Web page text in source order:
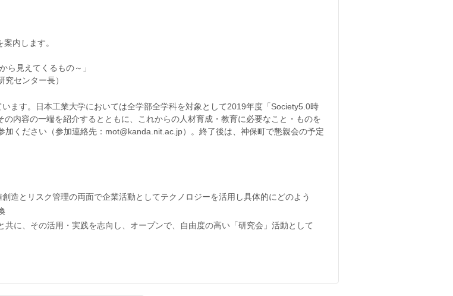
内します。
ら見えてくるもの～」
センター長）
ます。日本工業大学においては全学部全学科を対象として2019年度「Society5.0時
内容の一端を紹介するとともに、これからの人材育成・教育に必要なこと・ものを
ください（参加連絡先：mot@kanda.nit.ac.jp）。終了後は、神保町で懇親会の予定
造とリスク管理の両面で企業活動としてテクノロジーを活用し具体的にどのよう
に、その活用・実践を志向し、オープンで、自由度の高い「研究会」活動として